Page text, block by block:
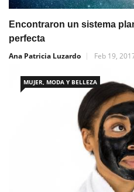
Encontraron un sistema
perfecta
Ana Patricia Luzardo
Feb 19,
MUJER, MODA Y BELLEZA